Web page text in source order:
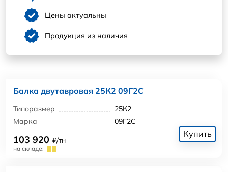
Цены актуальны
Продукция из наличия
Балка двутавровая 25К2 09Г2С
Типоразмер
25К2
Марка
09Г2С
103 920 ₽/тн
на складе:
Купить